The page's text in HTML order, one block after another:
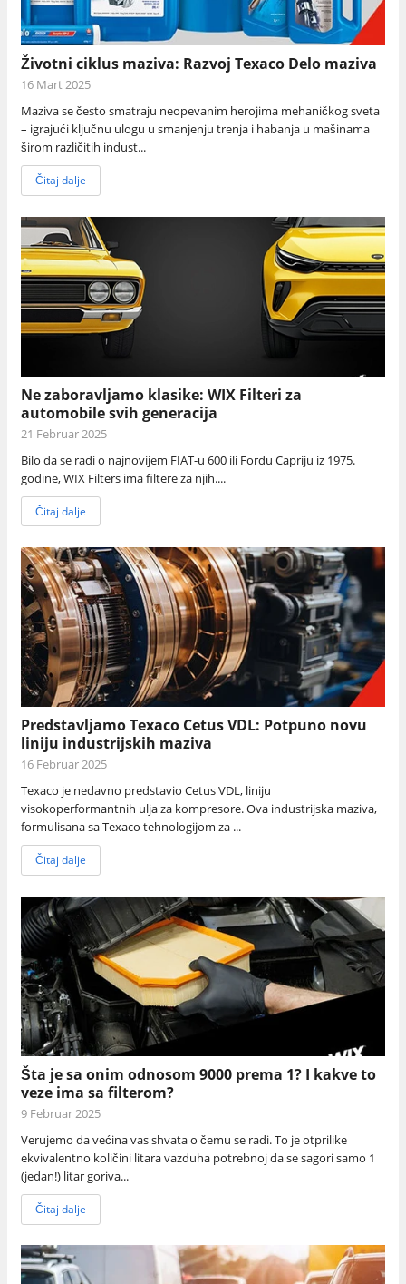
Životni ciklus maziva: Razvoj Texaco Delo maziva
16 Mart 2025
Maziva se često smatraju neopevanim herojima mehaničkog sveta
– igrajući ključnu ulogu u smanjenju trenja i habanja u mašinama
širom različitih indust...
Čitaj dalje
Ne zaboravljamo klasike: WIX Filteri za
automobile svih generacija
21 Februar 2025
Bilo da se radi o najnovijem FIAT-u 600 ili Fordu Capriju iz 1975.
godine, WIX Filters ima filtere za njih....
Čitaj dalje
Predstavljamo Texaco Cetus VDL: Potpuno novu
liniju industrijskih maziva
16 Februar 2025
Texaco je nedavno predstavio Cetus VDL, liniju
visokoperformantnih ulja za kompresore. Ova industrijska maziva,
formulisana sa Texaco tehnologijom za ...
Čitaj dalje
Šta je sa onim odnosom 9000 prema 1? I kakve to
veze ima sa filterom?
9 Februar 2025
Verujemo da većina vas shvata o čemu se radi. To je otprilike
ekvivalentno količini litara vazduha potrebnoj da se sagori samo 1
(jedan!) litar goriva...
Čitaj dalje